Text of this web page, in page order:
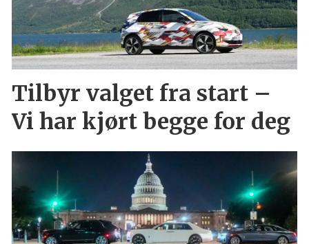
Tilbyr valget fra start –
Vi har kjørt begge for deg